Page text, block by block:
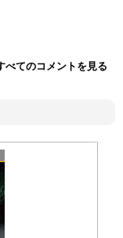
べてのコメントを見る